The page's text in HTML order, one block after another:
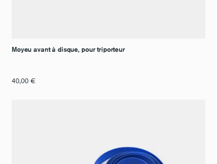
Moyeu avant à disque, pour triporteur
40,00 €